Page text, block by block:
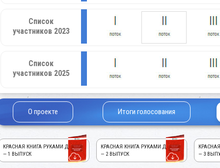
Список
участников 2023
Список
участников 2025
О проекте Итоги голосования
КРАСНАЯ КНИГА РУКАМИ ДЕТЕЙ!
— 1 ВЫПУСК
КРАСНАЯ КНИГА РУКАМИ ДЕТЕЙ!
— 2 ВЫПУСК
— 3